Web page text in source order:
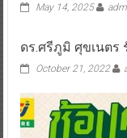
May 14, 2025
ดร.ศรีภูมิ ศุขเนตร
October 21, 2022